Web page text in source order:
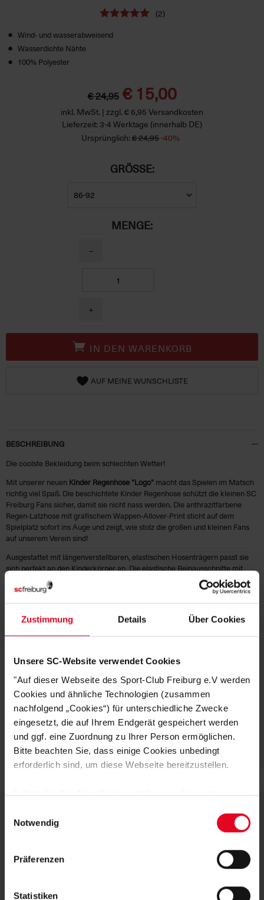
Zustimmung Details Über Cookies
Unsere SC-Website verwendet Cookies
"Auf dieser Webseite des Sport-Club Freiburg e.V werden
Cookies und ähnliche Technologien (zusammen
nachfolgend „Cookies“) für unterschiedliche Zwecke
eingesetzt, die auf Ihrem Endgerät gespeichert werden
und ggf. eine Zuordnung zu Ihrer Person ermöglichen.
Bitte beachten Sie, dass einige Cookies unbedingt
erforderlich sind, um diese Webseite bereitzustellen.
Sofern Sie Ihre Einwilligung erteilen, werden weitere
Daten von Ihnen (z.B. persönlichen Identifikatoren oder
IP-Adressen) verarbeitet werden. Durch Klicken auf den
Speicherung aller aufgeführten Cookies und der
Daten für die unten jeweils angegebene Zwecke gem. §
Notwendig
Präferenzen
Statistiken
(2)
Wind- und wasserabweisend
Wasserdichte Nähte
100% Polyester
€ 24,95 € 15,00
inkl. MwSt. | zzgl. € 6,95 Versandkosten
Lieferzeit: 3-4 Werktage (innerhalb DE)
Ursprünglich: € 24,95-40%
GRÖSSE:
MENGE:
−
+
IN DEN WARENKORB
AUF MEINE WUNSCHLISTE
BESCHREIBUNG
Die coolste Bekleidung beim schlechten Wetter!
Mit unserer neuen Kinder Regenhose "Logo" macht das Spielen im Matsch
richtig viel Spaß. Die beschichtete Kinder Regenhose schützt die kleinen SC
Freiburg Fans sicher, damit sie nicht nass werden. Die anthrazitfarbene
Regen-Latzhose mit grafischem Wappen-Allover-Print sticht auf dem
Spielplatz sofort ins Auge und zeigt, wie stolz die großen und kleinen Fans
auf unserem Verein sind!
Ausgestattet mit längenverstellbaren, elastischen Hosenträgern passt sie
sich perfekt an den Kinderkörper an. Die elastische Beinausschnitte mit
Steg sorgen für einen guten Schutz gegen Feuchtigkeit. Am unteren Teil der
Beinen befinden sich reflektierenden Streifenelementen.
Ungefüttert
KUNDENBEWERTUNGEN (2)
Artikelnummer: 23-100165
Logistiknummer: EM000903-001
DEINE VORTEILE IN UNSEREM